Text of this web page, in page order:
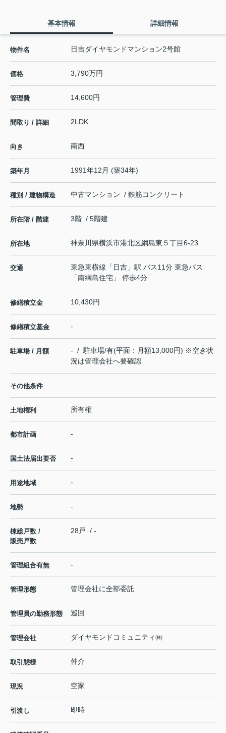
基本情報 詳細情報
物件名 日吉ダイヤモンドマンション2号館
価格 3,790万円
管理費 14,600円
間取り / 詳細 2LDK
向き 南西
築年月 1991年12月 (築34年)
種別 / 建物構造 中古マンション / 鉄筋コンクリート
所在階 / 階建 3階 / 5階建
所在地 神奈川県横浜市港北区綱島東 ５丁目6-23
交通 東急東横線 「 日吉 」駅 バス11分 東急バス
「南綱島住宅」 停歩4分
修繕積立金 10,430円
修繕積立基金 -
駐車場 / 月額
- / 駐車場/有(平面：月額13,000円) ※空き状
況は管理会社へ要確認
その他条件
土地権利 所有権
都市計画 -
国土法届出要否 -
用途地域 -
地勢 -
棟総戸数 /
販売戸数
28戸 / -
管理組合有無 -
管理形態 管理会社に全部委託
管理員の勤務形態 巡回
管理会社 ダイヤモンドコミュニティ㈱
取引態様 仲介
現況 空家
引渡し 即時